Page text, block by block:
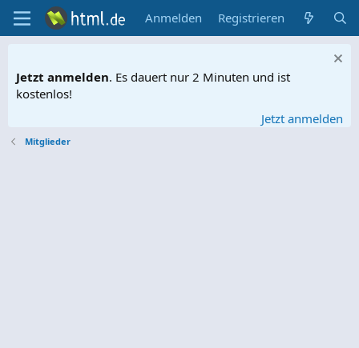
Anmelden Registrieren
Jetzt anmelden. Es dauert nur 2 Minuten und ist
kostenlos!
Jetzt anmelden
Mitglieder